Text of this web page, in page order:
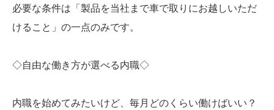
必要な条件は「製品を当社まで車で取りにお越しいただ
けること」の一点のみです。
◇自由な働き方が選べる内職◇
内職を始めてみたいけど、毎月どのくらい働けばいい？